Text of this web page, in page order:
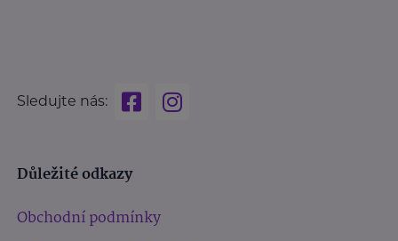
Sledujte nás:
Důležité odkazy
Obchodní podmínky